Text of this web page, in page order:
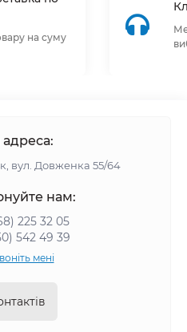
на суму
вул. Довженка 55/64
нам:
225 32 05
542 49 39
мені